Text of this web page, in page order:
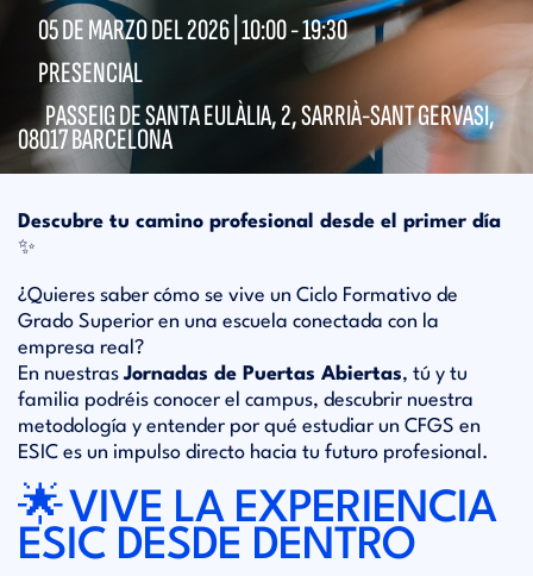
05 DE MARZO DEL 2026 | 10:00-19:30
PRESENCIAL
PASSEIG DE SANTA EULÀLIA, 2, SARRIÀ-SANT GERVASI,
08017 BARCELONA
Descubre tu camino profesional desde el primer día
✨
¿Quieres saber cómo se vive un Ciclo Formativo de
Grado Superior en una escuela conectada con la
empresa real?
En nuestras Jornadas de Puertas Abiertas, tú y tu
familia podréis conocer el campus, descubrir nuestra
metodología y entender por qué estudiar un CFGS en
ESIC es un impulso directo hacia tu futuro profesional.
🌟VIVE LA EXPERIENCIA
ESIC DESDE DENTRO